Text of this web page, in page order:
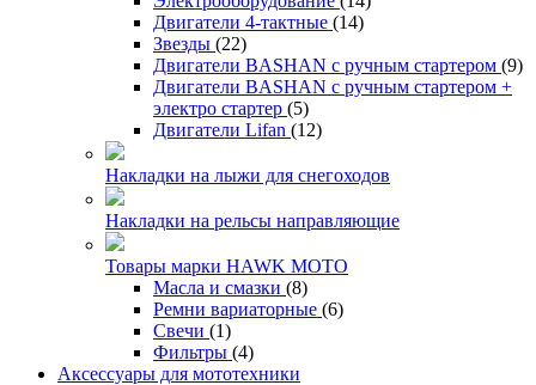
Двигатели 4-тактные (14)
Звезды (22)
Двигатели BASHAN с ручным стартером (9)
Двигатели BASHAN с ручным стартером +
электро стартер (5)
Двигатели Lifan (12)
Накладки на лыжи для снегоходов
Накладки на рельсы направляющие
Товары марки HAWK MOTO
Масла и смазки (8)
Ремни вариаторные (6)
Свечи (1)
Фильтры (4)
Аксессуары для мототехники